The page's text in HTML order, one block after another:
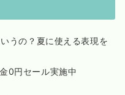
うの？夏に使える表現を
0円セール実施中